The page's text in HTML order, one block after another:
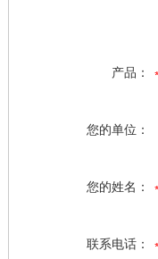
产品：
您的单位：
您的姓名：
联系电话：